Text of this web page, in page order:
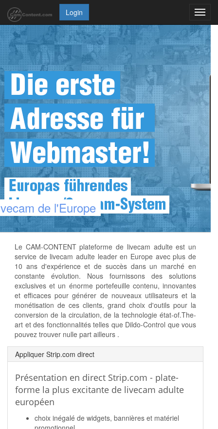
Login
de l'Europe
Le CAM-CONTENT plateforme de livecam adulte est un
service de livecam adulte leader en Europe avec plus de
10 ans d'expérience et de succès dans un marché en
constante évolution. Nous fournissons des solutions
exclusives et un énorme portefeuille contenu, innovantes
et efficaces pour générer de nouveaux utilisateurs et la
monétisation de ces clients, grand choix d'outils pour la
conversion de la circulation, de la technologie état-of.The-
art et des fonctionnalités telles que Dildo-Control que vous
pouvez trouver nulle part ailleurs .
Appliquer Strip.com direct
Présentation en direct Strip.com - plate-
forme la plus excitante de livecam adulte
européen
choix inégalé de widgets, bannières et matériel